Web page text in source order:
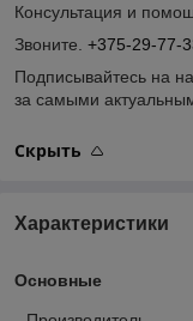
Консультация и
Звоните. +375-29-77-
Подписывайтесь на
за самыми
Скрыть
Характеристики
Основные